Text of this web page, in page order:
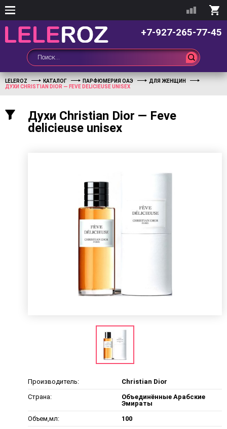
+7-927-265-77-45
LELEROZ КАТАЛОГ ПАРФЮМЕРИЯ ОАЭ
ДЛЯ ЖЕНЩИН
ДУХИ CHRISTIAN DIOR — FEVE DELICIEUSE UNISEX
Духи Christian Dior — Feve
delicieuse unisex
Производитель:
Christian Dior
Страна:
Объединённые Арабские
Эмираты
Объем,мл:
100